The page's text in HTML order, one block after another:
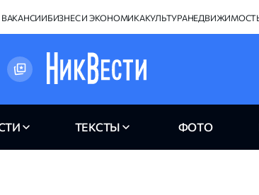
ВАКАНСИИБИЗНЕС И ЭКОНОМИКАКУЛЬТУРА
ТЕКСТЫ ФОТО